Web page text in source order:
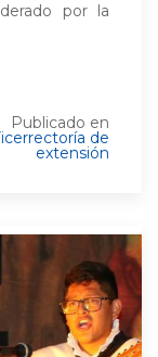
por la
Publicado en
de
extensión